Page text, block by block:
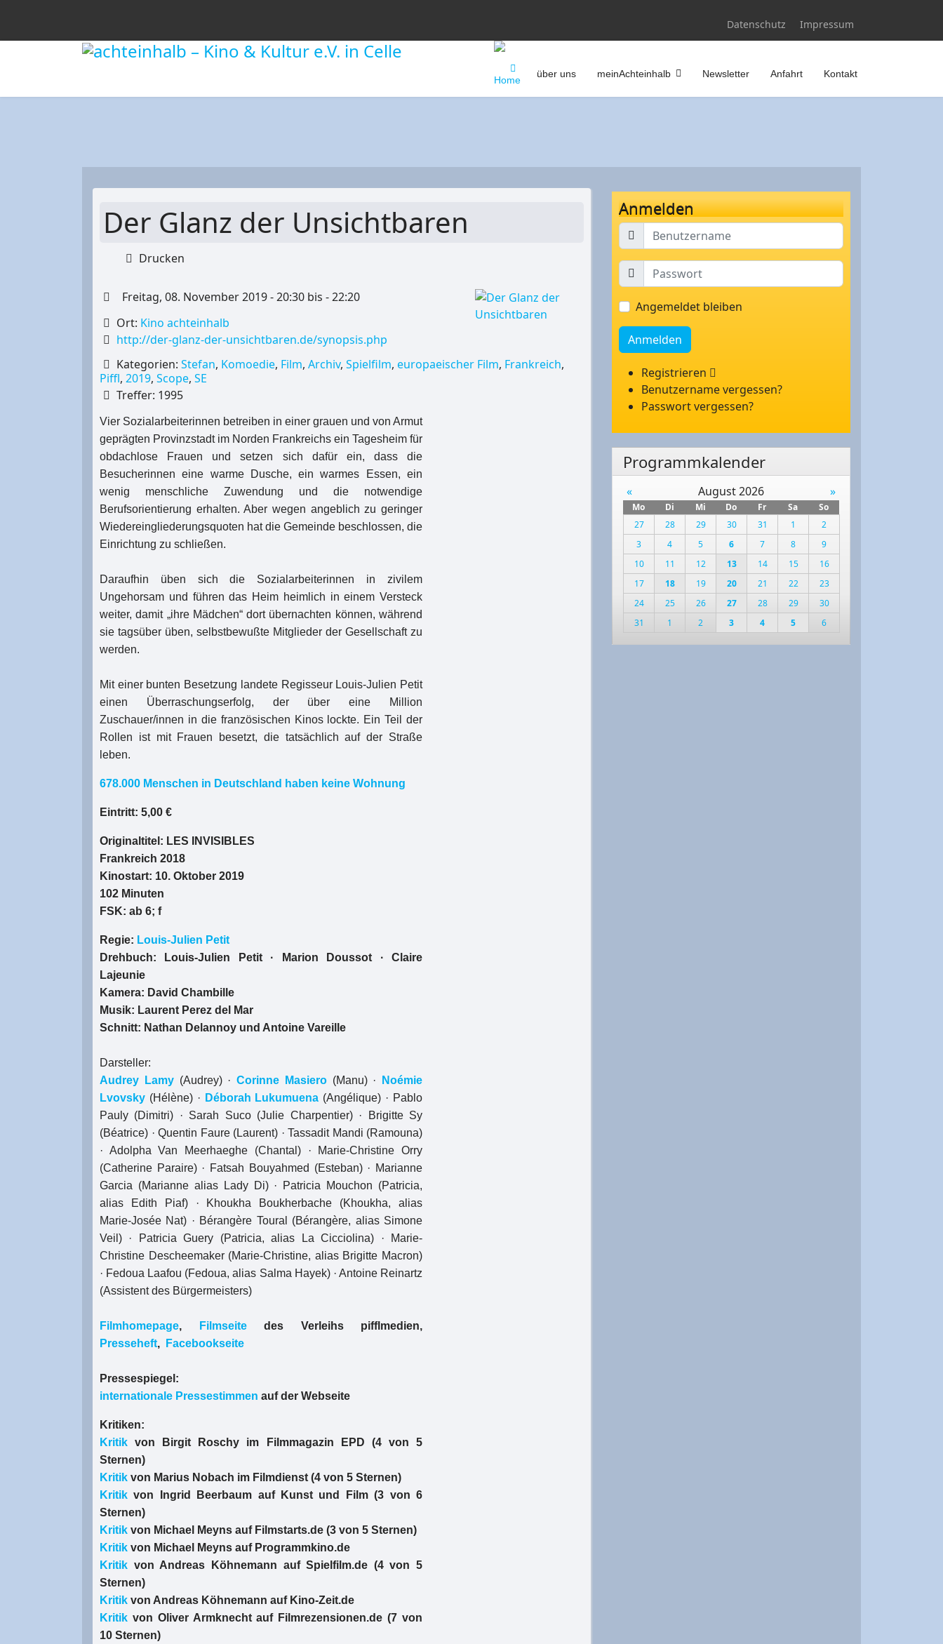
Impressum
Datenschutz
über uns meinAchteinhalb Newsletter Anfahrt Kontakt
Der Glanz der Unsichtbaren
Drucken
Freitag, 08. November 2019 - 20:30 bis - 22:20
Ort: Kino achteinhalb
http://der-glanz-der-unsichtbaren.de/synopsis.php
Kategorien: Stefan, Komoedie, Film, Archiv, Spielfilm, europaeischer Film, Frankreich,
Piffl, 2019, Scope, SE
Treffer: 1995
Vier Sozialarbeiterinnen betreiben in einer grauen und von Armut
geprägten Provinzstadt im Norden Frankreichs ein Tagesheim für
obdachlose Frauen und setzen sich dafür ein, dass die
Besucherinnen eine warme Dusche, ein warmes Essen, ein
wenig menschliche Zuwendung und die notwendige
Berufsorientierung erhalten. Aber wegen angeblich zu geringer
Wiedereingliederungsquoten hat die Gemeinde beschlossen, die
Einrichtung zu schließen.
Daraufhin üben sich die Sozialarbeiterinnen in zivilem
Ungehorsam und führen das Heim heimlich in einem Versteck
weiter, damit „ihre Mädchen“ dort übernachten können, während
sie tagsüber üben, selbstbewußte Mitglieder der Gesellschaft zu
werden.
Mit einer bunten Besetzung landete Regisseur Louis-Julien Petit
einen Überraschungserfolg, der über eine Million
Zuschauer/innen in die französischen Kinos lockte. Ein Teil der
Rollen ist mit Frauen besetzt, die tatsächlich auf der Straße
leben.
678.000 Menschen in Deutschland haben keine Wohnung
Eintritt: 5,00 €
Originaltitel: LES INVISIBLES
Frankreich 2018
Kinostart: 10. Oktober 2019
102 Minuten
FSK: ab 6; f
Regie: Louis-Julien Petit
Drehbuch: Louis-Julien Petit · Marion Doussot · Claire
Lajeunie
Kamera: David Chambille
Musik: Laurent Perez del Mar
Schnitt: Nathan Delannoy und Antoine Vareille
Darsteller:
Audrey Lamy (Audrey) · Corinne Masiero(Manu) ·
Noémie
Lvovsky (Hélène) · Déborah Lukumuena (Angélique) · Pablo
Pauly (Dimitri) · Sarah Suco (Julie Charpentier) · Brigitte Sy
(Béatrice) · Quentin Faure (Laurent) · Tassadit Mandi (Ramouna)
· Adolpha Van Meerhaeghe (Chantal) · Marie-Christine Orry
(Catherine Paraire) · Fatsah Bouyahmed (Esteban) · Marianne
Garcia (Marianne alias Lady Di) · Patricia Mouchon (Patricia,
alias Edith Piaf) · Khoukha Boukherbache (Khoukha, alias
Marie-Josée Nat) · Bérangère Toural (Bérangère, alias Simone
Veil) · Patricia Guery (Patricia, alias La Cicciolina) · Marie-
Christine Descheemaker (Marie-Christine, alias Brigitte Macron)
· Fedoua Laafou (Fedoua, alias Salma Hayek) · Antoine Reinartz
(Assistent des Bürgermeisters)
Filmhomepage, Filmseitedes Verleihs pifflmedien,
Presseheft, Facebookseite
Pressespiegel:
internationale Pressestimmen auf der Webseite
Kritiken:
Kritik von Birgit Roschy im Filmmagazin EPD (4 von 5
Sternen)
Kritik von Marius Nobach im Filmdienst (4 von 5 Sternen)
Kritik von Ingrid Beerbaum auf Kunst und Film (3 von 6
Sternen)
Kritik von Michael Meyns auf Filmstarts.de (3 von 5 Sternen)
Kritik von Michael Meyns auf Programmkino.de
Kritik von Andreas Köhnemann auf Spielfilm.de (4 von 5
Sternen)
Kritik von Andreas Köhnemann auf Kino-Zeit.de
Kritik von Oliver Armknecht auf Filmrezensionen.de (7 von
10 Sternen)
Anmelden
Angemeldet bleiben
Anmelden
Registrieren
Benutzername vergessen?
Passwort vergessen?
Programmkalender
« August 2026 »
Mo Di Mi Do Fr Sa
So
27
28 29 30 31 1
2
3
4 5 6 7 8
9
10
11 12 13 14 15
16
17
18 19 20 21 22
23
24
25 26 27 28 29
30
31
1 2 3 4 5 6